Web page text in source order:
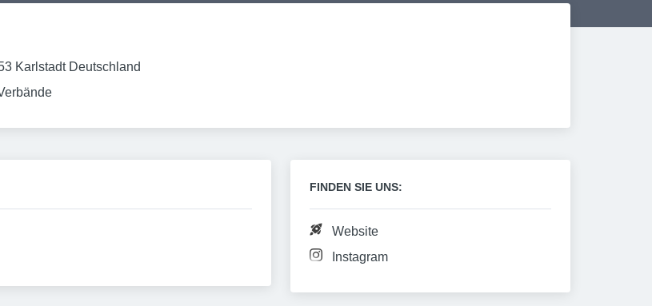
Karlstadt Deutschland
FINDEN SIE UNS:
Website
Instagram